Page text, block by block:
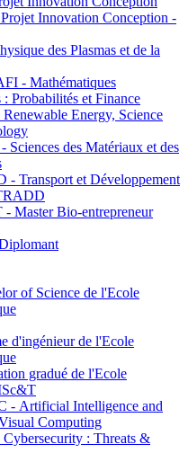
Innovation Conception -
des Plasmas et de la
- Mathématiques
: Probabilités et Finance
Energy, Science
Sciences des Matériaux et des
- Transport et Développement
Master Bio-entrepreneur
of Science de l'Ecole
d'ingénieur de l'Ecole
gradué de l'Ecole
- Artificial Intelligence and
Computing
: Threats &